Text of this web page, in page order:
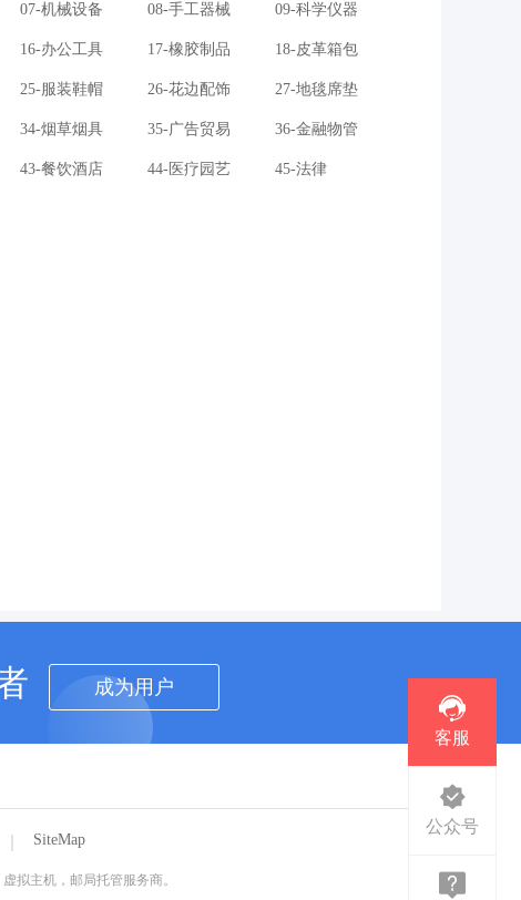
07-机械设备 08-手工器械 09-科学仪器
16-办公工具 17-橡胶制品 18-皮革箱包
25-服装鞋帽 26-花边配饰 27-地毯席垫
34-烟草烟具 35-广告贸易 36-金融物管
43-餐饮酒店 44-医疗园艺 45-法律
成为用户
SiteMap
拟主机，邮局托管服务商。
客服
公众号